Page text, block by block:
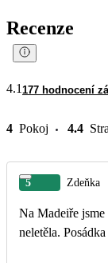
Recenze
4.1 177 hodnocení
4 Pokoj 4.4
5 Zdeňka
Na Madeiře
neletěla.